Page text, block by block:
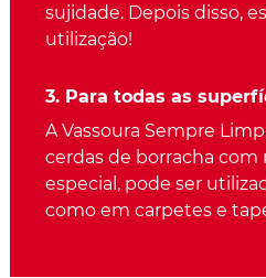
sujidade. Depois disso,
utilização!
3. Para todas as
A Vassoura Sempre
cerdas de borracha
especial, pode ser
como em carpetes e